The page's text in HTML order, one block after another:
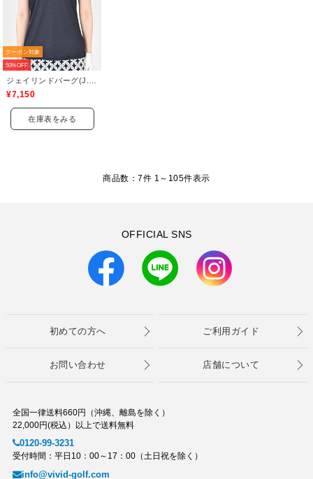
クーポン対象
50%OFF
¥7,150
在庫表をみる
商品数：7件 1～ 105件表示
OFFICIAL SNS
初めての方へ ご利用ガイド
お問い合わせ 店舗について
全国一律送料660円（沖縄、離島を除く）
22,000円(税込）以上で送料無料
0120-99-3231
受付時間：平日10：00～17：00（土日祝を除く）
info@vivid-golf.com